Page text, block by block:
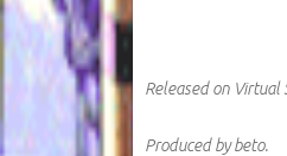
Released on Virtual
Produced by beto.